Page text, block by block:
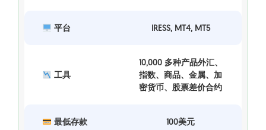
平台 IRESS, MT4, MT5
工具
10,000 多种产品外汇、
指数、商品、金属、加
密货币、股票差价合约
最低存款 100美元